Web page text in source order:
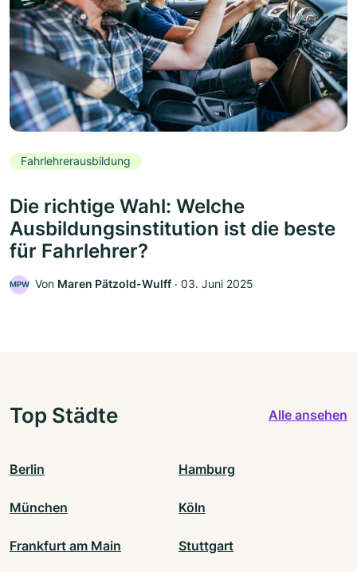
Fahrlehrerausbildung
Die richtige Wahl: Welche
Ausbildungsinstitution ist die beste
für Fahrlehrer?
MPW Von Maren Pätzold-Wulff ‧ 03. Juni 2025
Top Städte Alle ansehen
Berlin Hamburg
München Köln
Frankfurt am Main Stuttgart